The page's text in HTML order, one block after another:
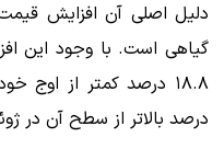
دلیل اصلی آن افزایش
گیاهی است. با وجود این
درصد بالاتر از سطح آن در ژوئیه ۲۰۲۴